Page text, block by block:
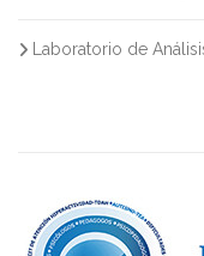
Laboratorio de